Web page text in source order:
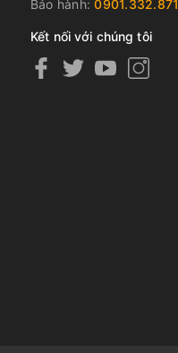
Bảo hành:0901.332.871
Kết nối với chúng tôi